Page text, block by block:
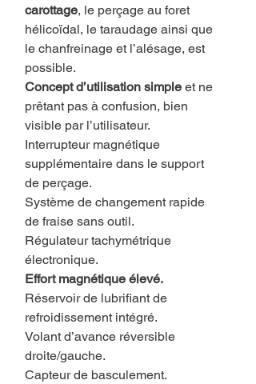
carottage, le perçage au foret
hélicoïdal, le taraudage ainsi que
le chanfreinage et l’alésage, est
possible.
Concept d’utilisation simple et ne
prêtant pas à confusion, bien
visible par l’utilisateur.
Interrupteur magnétique
supplémentaire dans le support
de perçage.
Système de changement rapide
de fraise sans outil.
Régulateur tachymétrique
électronique.
Effort magnétique élevé.
Réservoir de lubrifiant de
refroidissement intégré.
Volant d’avance réversible
droite/gauche.
Capteur de basculement.